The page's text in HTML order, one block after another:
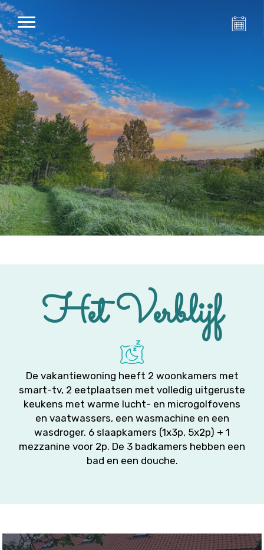
Het Verblijf
De vakantiewoning heeft 2 woonkamers met
smart-tv, 2 eetplaatsen met volledig uitgeruste
keukens met warme lucht- en microgolfovens
en vaatwassers, een wasmachine en een
wasdroger. 6 slaapkamers (1x3p, 5x2p) + 1
mezzanine voor 2p. De 3 badkamers hebben een
bad en een douche.